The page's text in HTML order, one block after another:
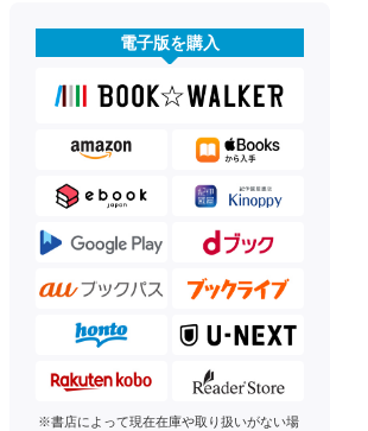
電子版を購入
※書店によって現在在庫や取り扱いがない場